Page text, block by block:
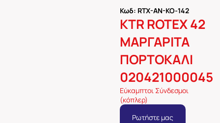
Κωδ: RTX-AN-KO-142
KTR ROTEX 42
ΜΑΡΓΑΡΙΤΑ
ΠΟΡΤΟΚΑΛΙ
020421000045
Εύκαμπτοι Σύνδεσμοι
(κόπλερ)
Ρωτήστε μας